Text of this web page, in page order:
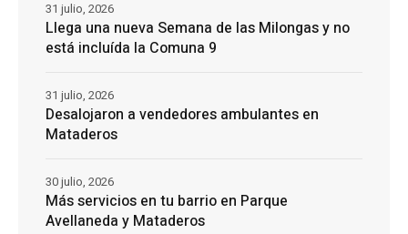
Llega una nueva Semana de las Milongas y no
está incluída la Comuna 9
31 julio, 2026
Desalojaron a vendedores ambulantes en
Mataderos
31 julio, 2026
Más servicios en tu barrio en Parque
Avellaneda y Mataderos
30 julio, 2026